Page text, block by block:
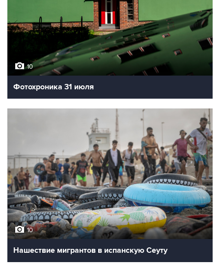
10
Фотохроника 31 июля
10
Нашествие мигрантов в испанскую Сеуту